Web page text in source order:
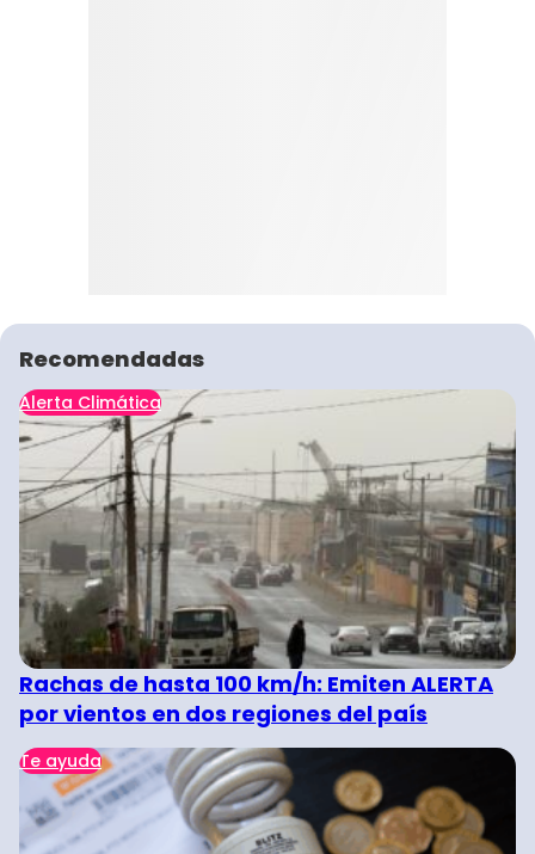
Recomendadas
Alerta Climática
Rachas de hasta 100 km/h: Emiten ALERTA
por vientos en dos regiones del país
Te ayuda